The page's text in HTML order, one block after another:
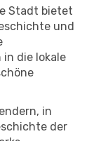
Stadt bietet
und
die lokale
in
der